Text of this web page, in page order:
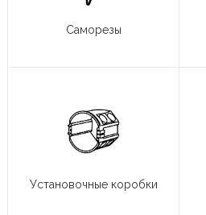
Саморезы
Установочные коробки